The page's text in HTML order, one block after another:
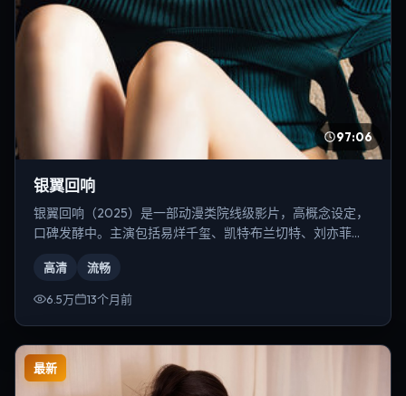
97:06
银翼回响
银翼回响（2025）是一部动漫类院线级影片，高概念设定，
口碑发酵中。主演包括易烊千玺、凯特·布兰切特、刘亦菲
高清 流畅
6.5万 13个月前
最新